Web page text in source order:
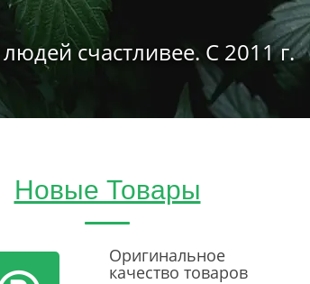
счастливее. С 2011 г.
Новые Товары
Оригинальное
качество товаров